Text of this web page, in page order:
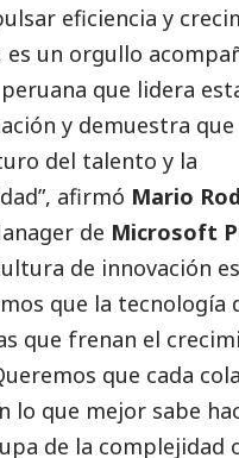
eficiencia y
un orgullo
que lidera
y demuestra que
del talento y la
afirmó Mario
de Microsoft
de innovación
que la tecnología
que frenan el
que cada
lo que mejor sabe
de la complejidad